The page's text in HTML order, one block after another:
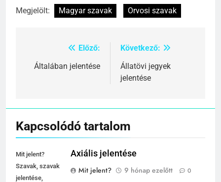
Megjelölt: Magyar szavak Orvosi szavak
Bejegyzés
navigáció
Előző:
Általában jelentése
Következő:
Állatövi jegyek
jelentése
Kapcsolódó tartalom
Mit jelent?
Szavak, szavak
jelentése,
Axiális jelentése
Mit jelent?
9 hónap ezelőtt 0